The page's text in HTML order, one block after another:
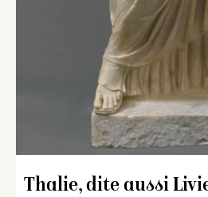
Thalie, dite aussi